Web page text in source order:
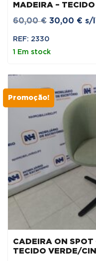
MADEIRA –
60,00€ O
30,00 € O
s/
REF: 2330
1 Em stock
Promoção!
CADEIRA ON SPOT
TECIDO VERDE/